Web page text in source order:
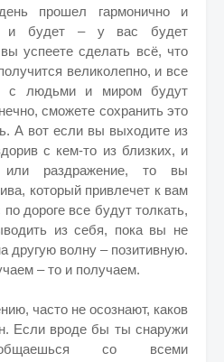
прошел гармонично и
и будет – у вас будет
успеете сделать всё, что
великолепно, и все
с людьми и миром будут
сможете сохранить это
А вот если вы выходите из
с кем-то из близких, и
раздражение, то вы
который привлечет к вам
дороге все будут толкать,
из себя, пока вы не
другую волну – позитивную.
– то и получаем.
часто не осознают, каков
Если вроде бы ты снаружи
со всеми